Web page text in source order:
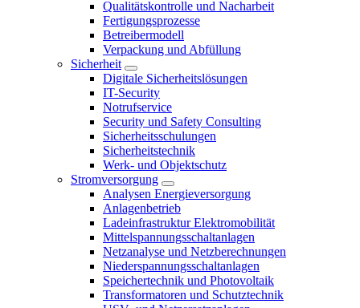
Qualitätskontrolle und Nacharbeit
Fertigungsprozesse
Betreibermodell
Verpackung und Abfüllung
Sicherheit
Digitale Sicherheitslösungen
IT-Security
Notrufservice
Security und Safety Consulting
Sicherheitsschulungen
Sicherheitstechnik
Werk- und Objektschutz
Stromversorgung
Analysen Energieversorgung
Anlagenbetrieb
Ladeinfrastruktur Elektromobilität
Mittelspannungsschaltanlagen
Netzanalyse und Netzberechnungen
Niederspannungsschaltanlagen
Speichertechnik und Photovoltaik
Transformatoren und Schutztechnik